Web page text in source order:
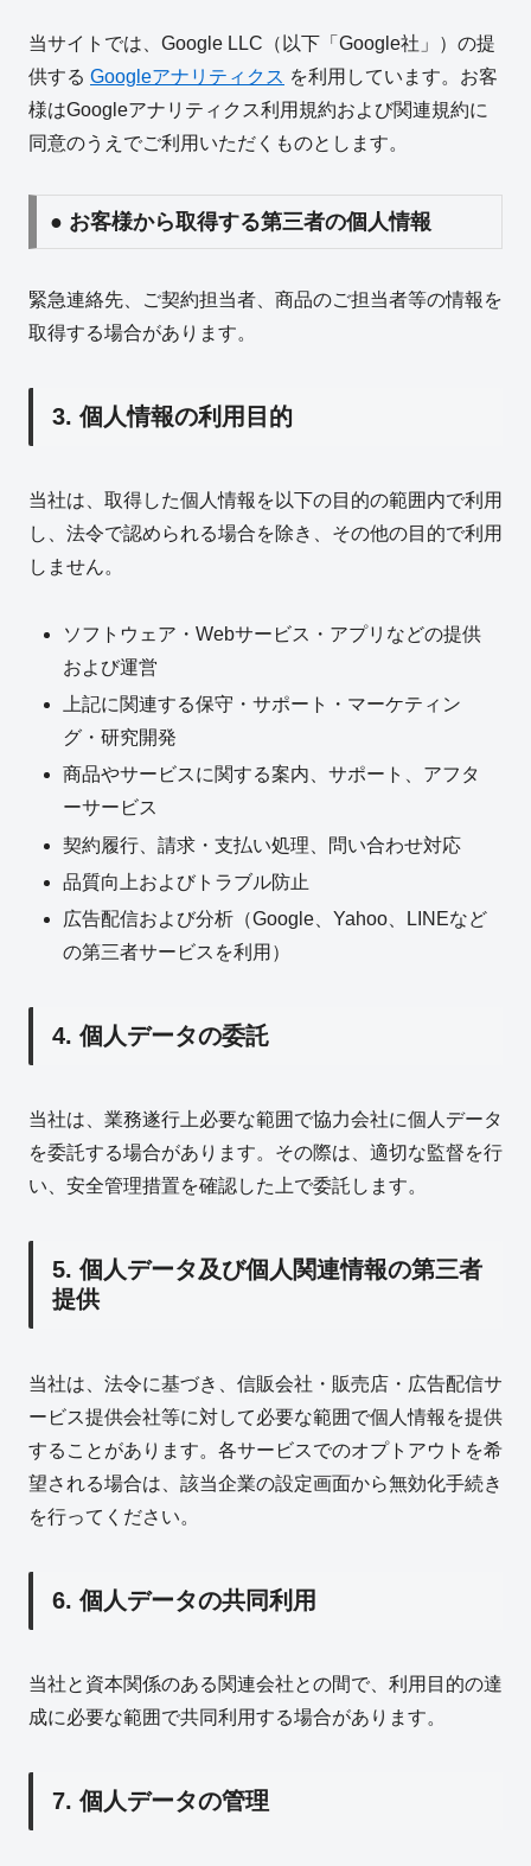
当サイトでは、Google LLC（以下「Google社」）の提
供する Googleアナリティクス を利用しています。お客
様はGoogleアナリティクス利用規約および関連規約に
同意のうえでご利用いただくものとします。
● お客様から取得する第三者の個人情報
緊急連絡先、ご契約担当者、商品のご担当者等の情報を
取得する場合があります。
3. 個人情報の利用目的
当社は、取得した個人情報を以下の目的の範囲内で利用
し、法令で認められる場合を除き、その他の目的で利用
しません。
ソフトウェア・Webサービス・アプリなどの提供
および運営
上記に関連する保守・サポート・マーケティン
グ・研究開発
商品やサービスに関する案内、サポート、アフタ
ーサービス
契約履行、請求・支払い処理、問い合わせ対応
品質向上およびトラブル防止
広告配信および分析（Google、Yahoo、LINEなど
の第三者サービスを利用）
4. 個人データの委託
当社は、業務遂行上必要な範囲で協力会社に個人データ
を委託する場合があります。その際は、適切な監督を行
い、安全管理措置を確認した上で委託します。
5. 個人データ及び個人関連情報の第三者
提供
当社は、法令に基づき、信販会社・販売店・広告配信サ
ービス提供会社等に対して必要な範囲で個人情報を提供
することがあります。各サービスでのオプトアウトを希
望される場合は、該当企業の設定画面から無効化手続き
を行ってください。
6. 個人データの共同利用
当社と資本関係のある関連会社との間で、利用目的の達
成に必要な範囲で共同利用する場合があります。
7. 個人データの管理